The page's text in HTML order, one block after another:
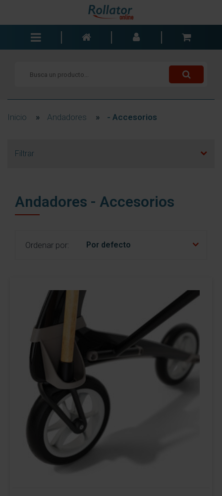
Sillas de ruedas
Blogs
Contacto
Inicio » Andadores » - Accesorios
Filtrar
Andadores - Accesorios
Ordenar por: